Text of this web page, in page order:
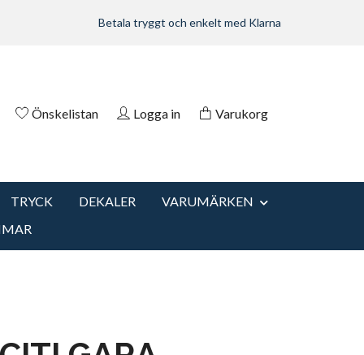
Betala tryggt och enkelt med Klarna
Önskelistan Logga in Varukorg
TRYCK DEKALER
VARUMÄRKEN